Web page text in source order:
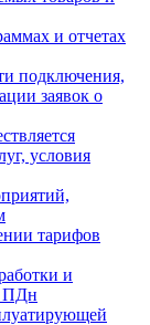
и отчетах
подключения,
заявок о
условия
тарифов
и
ПДн